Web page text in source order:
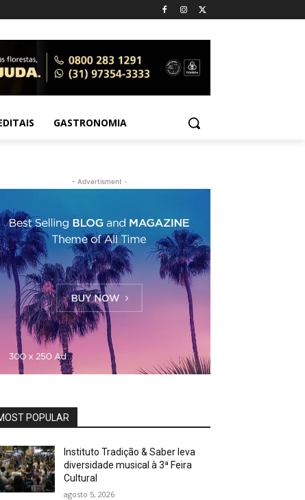
GASTRONOMIA
- Advertisment -
POPULAR
Instituto Tradição & Saber leva
diversidade musical à 3ª Feira
Cultural
agosto 5, 2026